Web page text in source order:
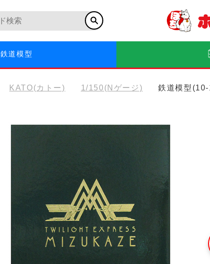
鉄道模型
KATO(カトー) 1/150(Nゲージ) 鉄道模型